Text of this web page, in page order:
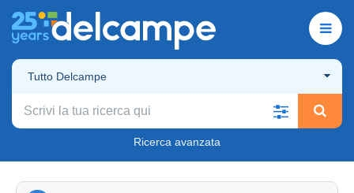
Tutto Delcampe
Ricerca avanzata